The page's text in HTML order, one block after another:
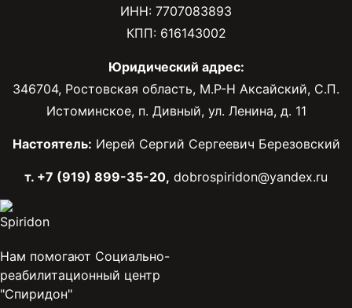
ИНН: 7707083893
КПП: 616143002
Юридический адрес:
346704, Ростовская область, М.Р-Н Аксайский, С.П.
Истоминское, п. Дивный, ул. Ленина, д. 11
Настоятель: Иерей Сергий Сергеевич Березовский
т. +7 (919) 899-35-20, dobrospiridon@yandex.ru
Нам помогают Социально-
реабилитационный центр
"Спиридон"